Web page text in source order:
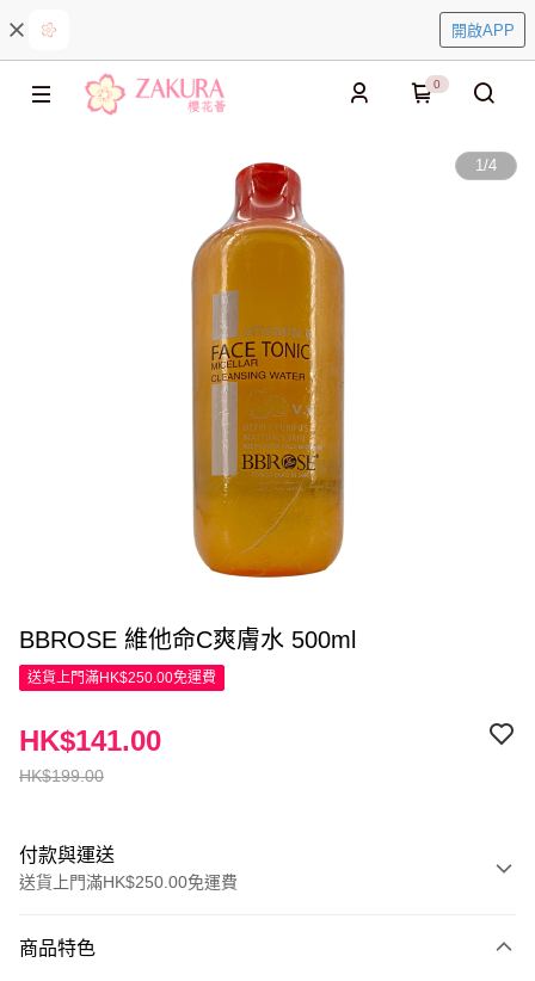
開啟APP
0
1/4
BBROSE 維他命C爽膚水 500ml
送貨上門滿HK$250.00免運費
HK$199.00
HK$141.00
付款與運送
送貨上門滿HK$250.00免運費
信用卡
商品特色